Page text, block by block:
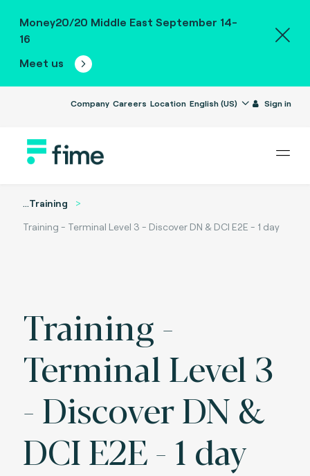
Money20/20 Middle East September 14-
16
Meet us
Company Careers Location English (US) Sign in
...Training
Training - Terminal Level 3 - Discover DN & DCI E2E - 1 day
Training -
Terminal Level 3
- Discover DN &
DCI E2E - 1 day